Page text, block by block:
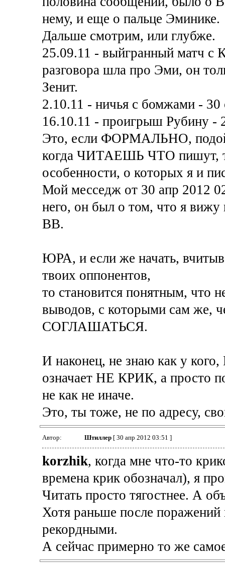
нему, и еще о пальце Эминике.
Дальше смотрим, или глубже.
25.09.11 - выйгранный матч с
разговора шла про Эми, он
Зенит.
2.10.11 - ничья с бомжами - 30
16.10.11 - проигрыш Рубину -
Это, если ФОРМАЛЬНО,
когда ЧИТАЕШЬ ЧТО пишут,
особенности, о которых я и
Мой месседж от 30 апр 2012
него, он был о том, что я
ВВ.
ЮРА, и если же начать,
твоих оппонентов,
то становится понятным, что
выводов, с которыми сам же,
СОГЛАШАТЬСЯ.
И наконец, не знаю как у
означает НЕ КРИК, а просто
не как не иначе.
Это, ты тоже, не по адресу,
Автор: Штиллер[ 30 апр 2012 03:51 ]
korzhik, когда мне что-то
времена крик обозначал), я
Читать просто тягостнее. А
Хотя раньше после
рекордными.
А сейчас примерно то же